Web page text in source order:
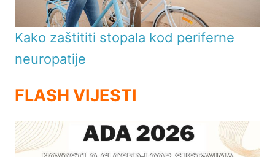
Kako zaštititi stopala kod periferne
neuropatije
FLASH VIJESTI